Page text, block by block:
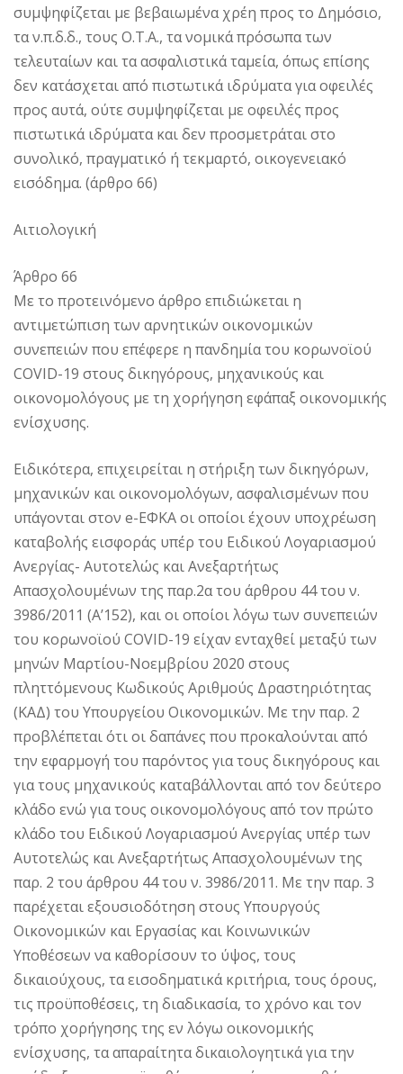
συμψηφίζεται με βεβαιωμένα χρέη προς το Δημόσιο,
τα ν.π.δ.δ., τους Ο.Τ.Α., τα νομικά πρόσωπα των
τελευταίων και τα ασφαλιστικά ταμεία, όπως επίσης
δεν κατάσχεται από πιστωτικά ιδρύματα για οφειλές
προς αυτά, ούτε συμψηφίζεται με οφειλές προς
πιστωτικά ιδρύματα και δεν προσμετράται στο
συνολικό, πραγματικό ή τεκμαρτό, οικογενειακό
εισόδημα. (άρθρο 66)
Αιτιολογική
Άρθρο 66
Με το προτεινόμενο άρθρο επιδιώκεται η
αντιμετώπιση των αρνητικών οικονομικών
συνεπειών που επέφερε η πανδημία του κορωνοϊού
COVID-19 στους δικηγόρους, μηχανικούς και
οικονομολόγους με τη χορήγηση εφάπαξ οικονομικής
ενίσχυσης.
Ειδικότερα, επιχειρείται η στήριξη των δικηγόρων,
μηχανικών και οικονομολόγων, ασφαλισμένων που
υπάγονται στον e-ΕΦΚΑ οι οποίοι έχουν υποχρέωση
καταβολής εισφοράς υπέρ του Ειδικού Λογαριασμού
Ανεργίας- Αυτοτελώς και Ανεξαρτήτως
Απασχολουμένων της παρ.2α του άρθρου 44 του ν.
3986/2011 (Α’152), και οι οποίοι λόγω των συνεπειών
του κορωνοϊού COVID-19 είχαν ενταχθεί μεταξύ των
μηνών Μαρτίου-Νοεμβρίου 2020 στους
πληττόμενους Κωδικούς Αριθμούς Δραστηριότητας
(ΚΑΔ) του Υπουργείου Οικονομικών. Με την παρ. 2
προβλέπεται ότι οι δαπάνες που προκαλούνται από
την εφαρμογή του παρόντος για τους δικηγόρους και
για τους μηχανικούς καταβάλλονται από τον δεύτερο
κλάδο ενώ για τους οικονομολόγους από τον πρώτο
κλάδο του Ειδικού Λογαριασμού Ανεργίας υπέρ των
Αυτοτελώς και Ανεξαρτήτως Απασχολουμένων της
παρ. 2 του άρθρου 44 του ν. 3986/2011. Με την παρ. 3
παρέχεται εξουσιοδότηση στους Υπουργούς
Οικονομικών και Εργασίας και Κοινωνικών
Υποθέσεων να καθορίσουν το ύψος, τους
δικαιούχους, τα εισοδηματικά κριτήρια, τους όρους,
τις προϋποθέσεις, τη διαδικασία, το χρόνο και τον
τρόπο χορήγησης της εν λόγω οικονομικής
ενίσχυσης, τα απαραίτητα δικαιολογητικά για την